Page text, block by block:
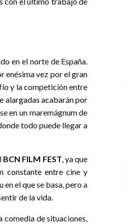
en el norte de España.
enésima vez por el gran
y la competición entre
alargadas acabarán por
en un maremágnum de
todo puede llegar a
BCN FILM FEST, ya que
constante entre cine y
el que se basa, pero a
de la vida.
comedia de situaciones,